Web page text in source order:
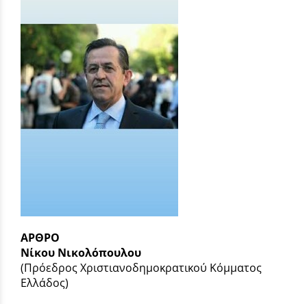
ΑΡΘΡΟ
Νίκου Νικολόπουλου
(Πρόεδρος Χριστιανοδημοκρατικού Κόμματος
Ελλάδος)